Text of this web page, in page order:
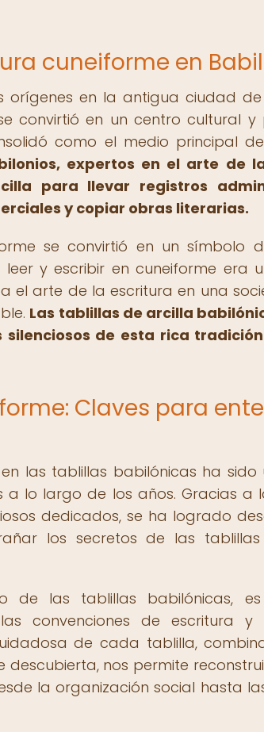
cuneiforme en
orígenes en la antigua ciudad
convirtió en un centro cultural
como el medio principal
expertos en el arte de
para llevar registros
y copiar obras literarias.
se convirtió en un símbolo
y escribir en cuneiforme era
el arte de la escritura en una
Las tablillas de arcilla
de esta rica
Claves para
las tablillas babilónicas ha sido
a lo largo de los años. Gracias a
dedicados, se ha logrado
los secretos de las
de las tablillas babilónicas, es
convenciones de escritura y
de cada tablilla,
nos permite
la organización social hasta